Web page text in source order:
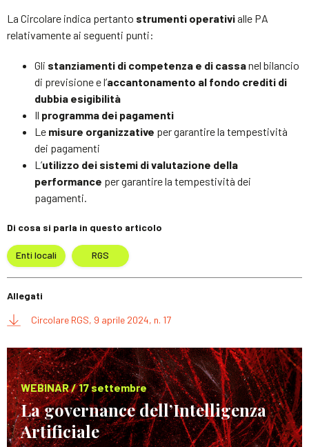
La Circolare indica pertanto strumenti operativialle PA
relativamente ai seguenti punti:
Gli stanziamenti di competenza e di cassanel bilancio
di previsione e l’accantonamento al fondo crediti di
dubbia esigibilità
Il programma dei pagamenti
Le misure organizzative per garantire la tempestività
dei pagamenti
L’utilizzo dei sistemi di valutazione della
performance per garantire la tempestività dei
pagamenti.
Di cosa si parla in questo articolo
Enti locali RGS
Allegati
Circolare RGS, 9 aprile 2024, n. 17
WEBINAR / 17 settembre
La governance dell’Intelligenza
Artificiale